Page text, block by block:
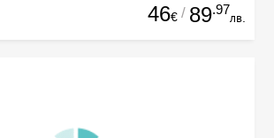
46€ / 89.97
лв.